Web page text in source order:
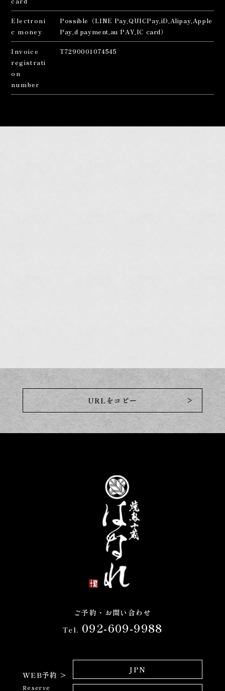
Electroni
c money
Possible（LINE Pay,QUICPay,iD,Alipay,Apple
Pay,d payment,au PAY,IC card）
Invoice
registrati
on
number
T7290001074545
URLをコピー >
ご予約・お問い合わせ
Tel. 092-609-9988
WEB予約 >
Reserve
JPN